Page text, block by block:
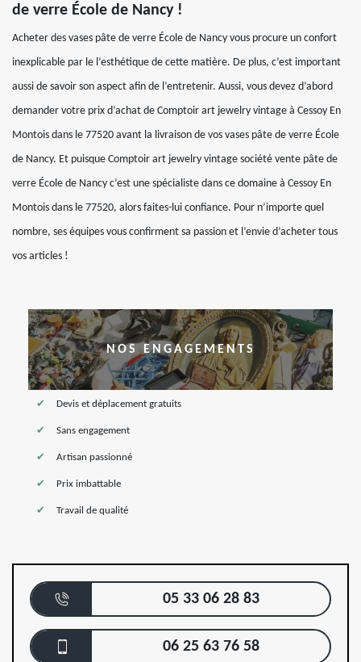
de verre École de Nancy !
Acheter des vases pâte de verre École de Nancy vous procure un confort
inexplicable par le l’esthétique de cette matière. De plus, c’est important
aussi de savoir son aspect afin de l’entretenir. Aussi, vous devez d’abord
demander votre prix d’achat de Comptoir art jewelry vintage à Cessoy En
Montois dans le 77520 avant la livraison de vos vases pâte de verre École
de Nancy. Et puisque Comptoir art jewelry vintage société vente pâte de
verre École de Nancy c’est une spécialiste dans ce domaine à Cessoy En
Montois dans le 77520, alors faites-lui confiance. Pour n’importe quel
nombre, ses équipes vous confirment sa passion et l’envie d’acheter tous
vos articles !
NOS ENGAGEMENTS
Devis et déplacement gratuits
Sans engagement
Artisan passionné
Prix imbattable
Travail de qualité
05 33 06 28 83
06 25 63 76 58